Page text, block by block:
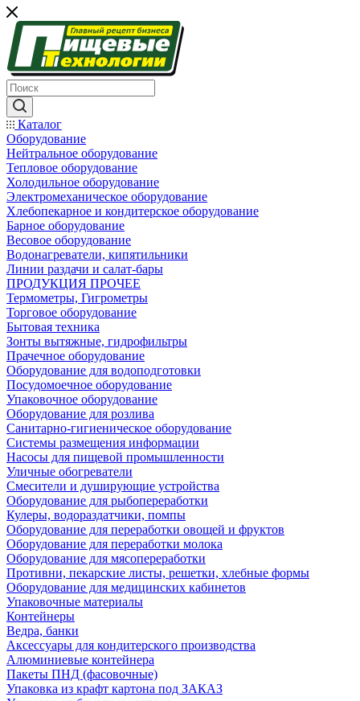
Каталог
Оборудование
Нейтральное оборудование
Тепловое оборудование
Холодильное оборудование
Электромеханическое оборудование
Хлебопекарное и кондитерское оборудование
Барное оборудование
Весовое оборудование
Водонагреватели, кипятильники
Линии раздачи и салат-бары
ПРОДУКЦИЯ ПРОЧЕЕ
Термометры, Гигрометры
Торговое оборудование
Бытовая техника
Зонты вытяжные, гидрофильтры
Прачечное оборудование
Оборудование для водоподготовки
Посудомоечное оборудование
Упаковочное оборудование
Оборудование для розлива
Санитарно-гигиеническое оборудование
Системы размещения информации
Насосы для пищевой промышленности
Уличные обогреватели
Смесители и душирующие устройства
Оборудование для рыбопереработки
Кулеры, водораздатчики, помпы
Оборудование для переработки овощей и фруктов
Оборудование для переработки молока
Оборудование для мясопереработки
Противни, пекарские листы, решетки, хлебные формы
Оборудование для медицинских кабинетов
Упаковочные материалы
Контейнеры
Ведра, банки
Аксессуары для кондитерского производства
Алюминиевые контейнера
Пакеты ПНД (фасовочные)
Упаковка из крафт картона под ЗАКАЗ